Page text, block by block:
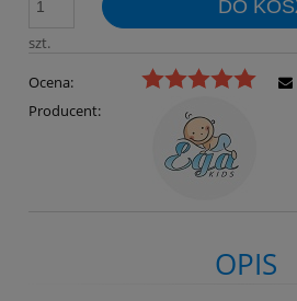
szt.
DO
Ocena:
Producent:
OPIS